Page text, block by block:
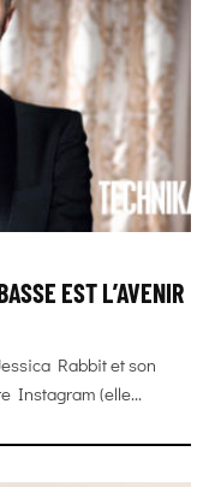
EST L’AVENIR
Rabbit et son
Instagram (elle...